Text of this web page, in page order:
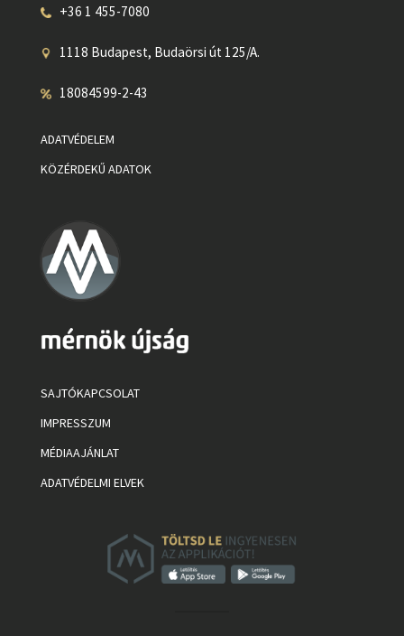
+36 1 455-7080
1118 Budapest, Budaörsi út 125/A.
18084599-2-43
ADATVÉDELEM
KÖZÉRDEKŰ ADATOK
SAJTÓKAPCSOLAT
IMPRESSZUM
MÉDIAAJÁNLAT
ADATVÉDELMI ELVEK